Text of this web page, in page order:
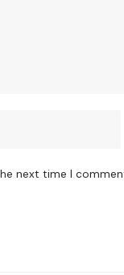
next time I